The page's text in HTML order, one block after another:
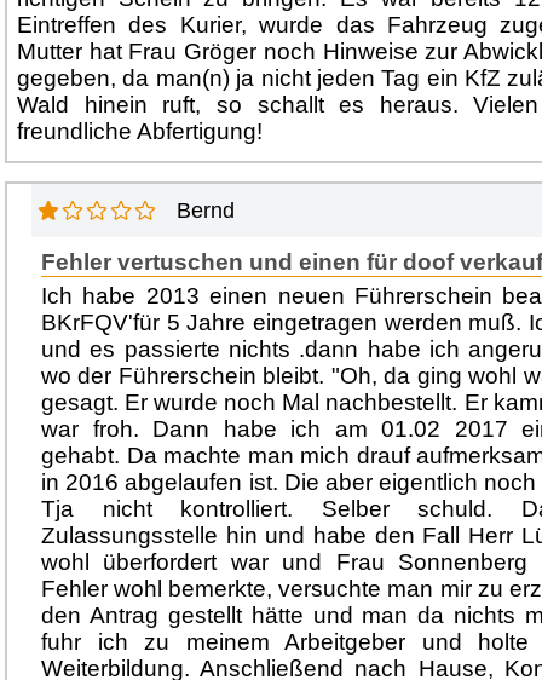
Eintreffen des Kurier, wurde das Fahrzeug
Mutter hat Frau Gröger noch Hinweise zur
gegeben, da man(n) ja nicht jeden Tag ein KfZ
Wald hinein ruft, so schallt es heraus.
freundliche Abfertigung!
Bernd
Fehler vertuschen und einen für doof
Ich habe 2013 einen neuen Führerschein
BKrFQV'für 5 Jahre eingetragen werden muß.
und es passierte nichts .dann habe ich
wo der Führerschein bleibt. "Oh, da ging wohl
gesagt. Er wurde noch Mal nachbestellt. Er
war froh. Dann habe ich am 01.02 2017
gehabt. Da machte man mich drauf
in 2016 abgelaufen ist. Die aber eigentlich
Tja nicht kontrolliert. Selber schuld.
Zulassungsstelle hin und habe den Fall Herr
wohl überfordert war und Frau
Fehler wohl bemerkte, versuchte man mir zu
den Antrag gestellt hätte und man da nichts
fuhr ich zu meinem Arbeitgeber und holte
Weiterbildung. Anschließend nach Hause,